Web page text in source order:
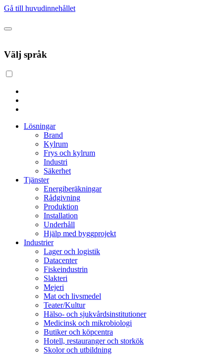
Gå till huvudinnehållet
Välj språk
Lösningar
Brand
Kylrum
Frys och kylrum
Industri
Säkerhet
Tjänster
Energiberäkningar
Rådgivning
Produktion
Installation
Underhåll
Hjälp med byggprojekt
Industrier
Lager och logistik
Datacenter
Fiskeindustrin
Slakteri
Mejeri
Mat och livsmedel
Teater/Kultur
Hälso- och sjukvårdsinstitutioner
Medicinsk och mikrobiologi
Butiker och köpcentra
Hotell, restauranger och storkök
Skolor och utbildning